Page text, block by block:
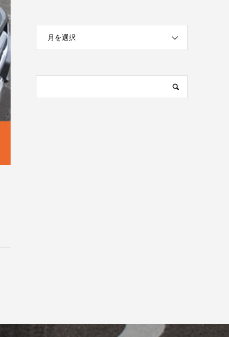
月を選択